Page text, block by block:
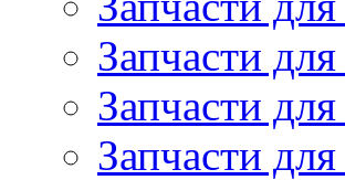
Запчасти
Запчасти
Запчасти